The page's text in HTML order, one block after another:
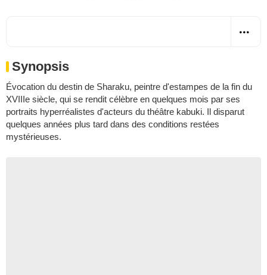
Synopsis
Évocation du destin de Sharaku, peintre d'estampes de la fin du
XVIIIe siècle, qui se rendit célèbre en quelques mois par ses
portraits hyperréalistes d'acteurs du théâtre kabuki. Il disparut
quelques années plus tard dans des conditions restées
mystérieuses.